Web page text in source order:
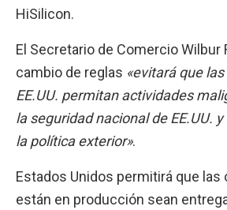
HiSilicon.
El Secretario de Comercio Wilbur
cambio de reglas «evitará que
EE.UU. permitan actividades
la seguridad nacional de EE.UU.
la política exterior».
Estados Unidos permitirá que las
están en producción sean